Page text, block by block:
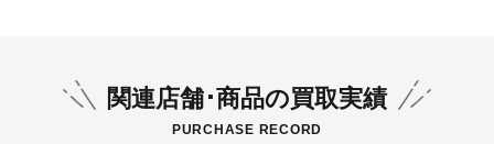
関連店舗･商品の買取実績
PURCHASE RECORD